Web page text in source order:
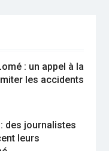
: un appel à la
les accidents
des journalistes
leurs